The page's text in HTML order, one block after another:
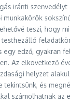
iránti szenvedélyt
munkakörök
teszi, hogy
egy edző, gyakran
Az elkövetkező
helyzet
tekintsünk, és
számolhatnak az